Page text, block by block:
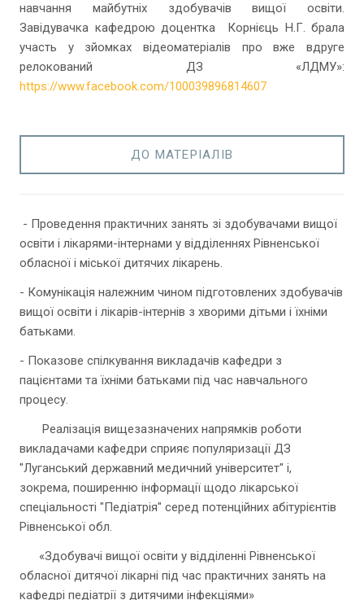
навчання майбутніх здобувачів вищої освіти.
Завідувачка кафедрою доцентка Корнієць Н.Г. брала
участь у зйомках відеоматеріалів про вже вдруге
релокований ДЗ «ЛДМУ»:
https://www.facebook.com/100039896814607
ДО МАТЕРІАЛІВ
- Проведення практичних занять зі здобувачами вищої
освіти і лікарями-інтернами у відділеннях Рівненської
обласної і міської дитячих лікарень.
- Комунікація належним чином підготовлених здобувачів
вищої освіти і лікарів-інтернів з хворими дітьми і їхніми
батьками.
- Показове спілкування викладачів кафедри з
пацієнтами та їхніми батьками під час навчального
процесу.
Реалізація вищезазначених напрямків роботи
викладачами кафедри сприяє популяризації ДЗ
"Луганський державний медичний університет" і,
зокрема, поширенню інформації щодо лікарської
спеціальності "Педіатрія" серед потенційних абітурієнтів
Рівненської обл.
«Здобувачі вищої освіти у відділенні Рівненської
обласної дитячої лікарні під час практичних занять на
кафедрі педіатрії з дитячими інфекціями»